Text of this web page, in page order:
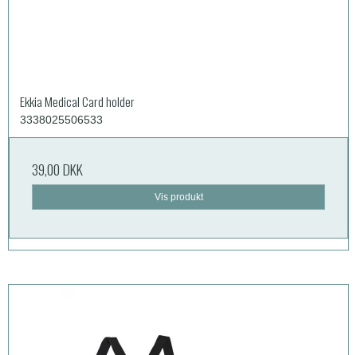
Ekkia Medical Card holder
3338025506533
39,00 DKK
Vis produkt